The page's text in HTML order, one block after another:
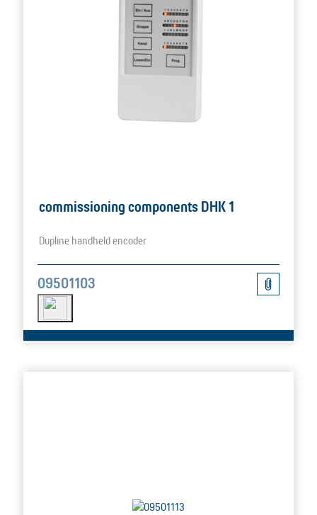
commissioning components DHK 1
Dupline handheld encoder
09501103